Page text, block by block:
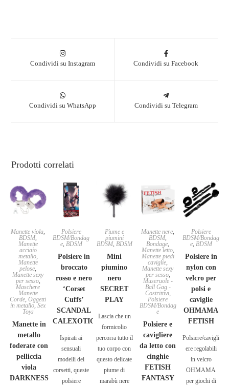
Condividi su Instagram Condividi su Facebook
Condividi su WhatsApp Condividi su Telegram
Prodotti correlati
Manette viola
BDSM
Manette
acciaio
metallo,
Manette
pelose
Manette sexy
per sesso,
Maschere
Manette
Corde ,Oggetti
in metallo,Sex
Toys
Manette in
metallo
foderate con
pelliccia
viola
DARKNESS
Polsiere
BDSM/Bondag
e, BDSM
Polsiere in
broccato
rosso e nero
‘Corset
Cuffs’
SCANDAL
CALEXOTIC
Ispirati ai
sensuali
modelli dei
corsetti, queste
polsiere
Piume e
piumini
BDSM, BDSM
Mini
piumino
nero
SECRET
PLAY
Lascia che un
formicolio
percorra tutto il
tuo corpo con
questo delicate
piume di
marabù nere
Manette nere
BDSM
Bondage
Manette letto,
Manette piedi
caviglie
Manette sexy
per sesso,
Museruole -
Ball Gag -
Costrittivi,
Polsiere
BDSM/Bondag
e
Polsiere e
cavigliere
da letto con
cinghie
FETISH
FANTASY
Polsiere
BDSM/Bondag
e, BDSM
Polsiere in
nylon con
velcro per
polsi e
caviglie
OHMAMA
FETISH
Polsiere/cavigli
ere regolabili
in velcro
OHMAMA
per giochi di